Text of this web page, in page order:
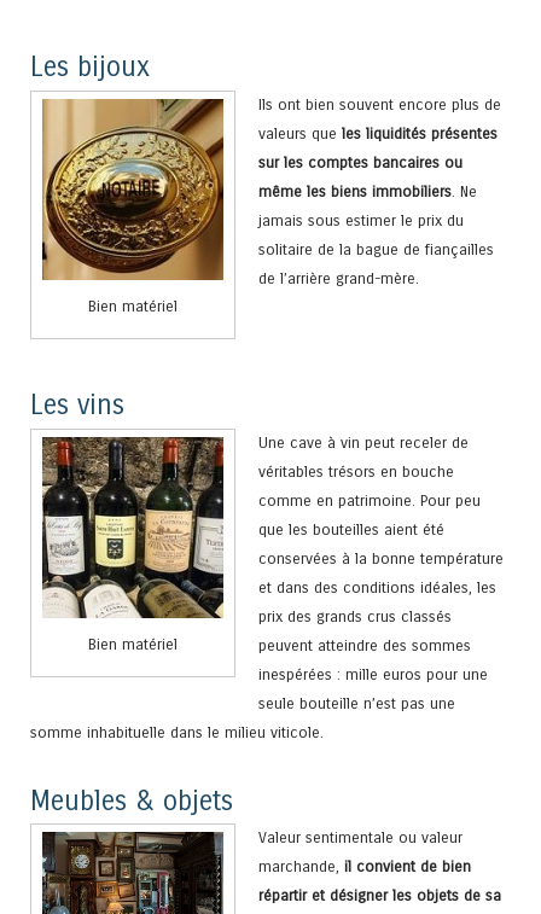
Les bijoux
Bien matériel
Ils ont bien souvent encore plus de
valeurs queles liquidités présentes
sur les comptes bancaires ou
même les biens immobiliers . Ne
jamais sous estimer le prix du
solitaire de la bague de fiançailles
de l’arrière grand-mère.
Les vins
Bien matériel
Une cave à vin peut receler de
véritables trésors en bouche
comme en patrimoine. Pour peu
que les bouteilles aient été
conservées à la bonne température
et dans des conditions idéales, les
prix des grands crus classés
peuvent atteindre des sommes
inespérées : mille euros pour une
seule bouteille n’est pas une
somme inhabituelle dans le milieu viticole.
Meubles & objets
Valeur sentimentale ou valeur
marchande, il convient de bien
répartir et désigner les objets de sa